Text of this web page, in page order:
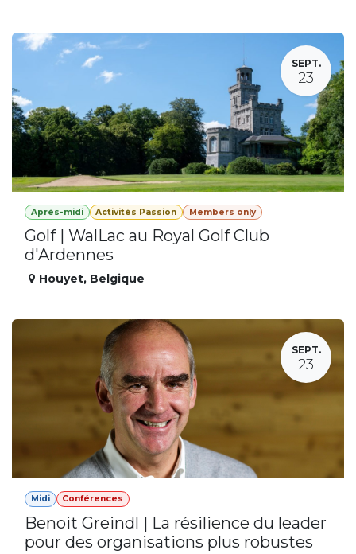
SEPT.
23
Après-midi Activités Passion Members only
Golf | WalLac au Royal Golf Club
d'Ardennes
Houyet, Belgique
SEPT.
23
Midi Conférences
Benoit Greindl | La résilience du leader
pour des organisations plus robustes